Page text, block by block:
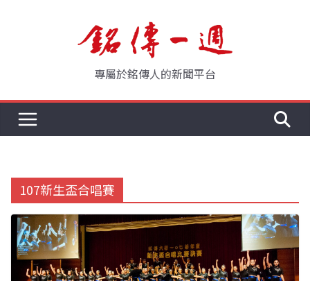
專屬於銘傳人的新聞平台
107新生盃合唱賽